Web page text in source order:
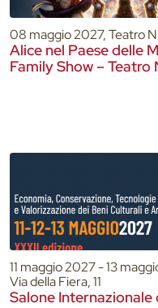
08 maggio 2027, Teatro
Alice nel Paese delle
Family Show – Teatro
11 maggio 2027 - 13
Via della Fiera, 11
Salone Internazionale